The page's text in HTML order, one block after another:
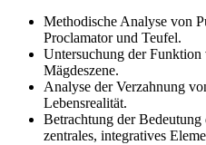
Methodische Analyse von
Proclamator und Teufel.
Untersuchung der
Mägdeszene.
Analyse der Verzahnung
Lebensrealität.
Betrachtung der
zentrales, integratives